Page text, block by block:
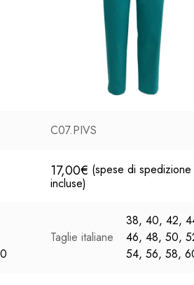
C07.PIVS
17,00€ (spese di spedizione
incluse)
Taglie italiane
38, 40, 42,
46, 48, 50,
54, 56, 58,